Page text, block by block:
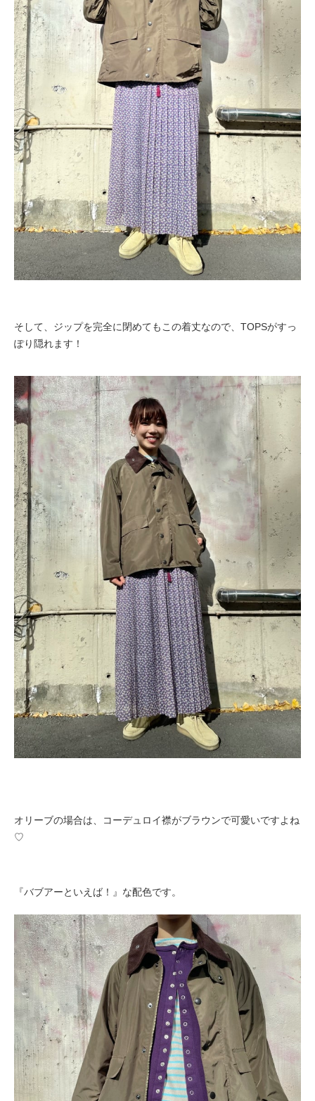
そして、ジップを完全に 閉めてもこの着丈なので、TOPSがすっ
ぽり隠れます！
オリーブの場合は、
コーデュロイ襟がブラウンで可愛いですよね
♡
『バブアーといえば！』な配色です。